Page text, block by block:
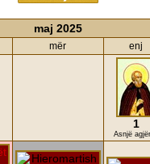
maj 2025
mër enj
1
Asnjë